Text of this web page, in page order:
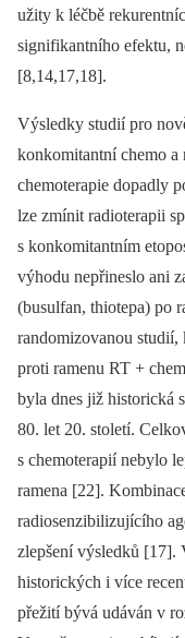
užity k léčbě
signifikantního efektu,
[8,14,17,18].
Výsledky studií pro
konkomitantní chemo a
chemoterapie dopadly
lze zmínit radioterapii
s konkomitantním
výhodu nepřineslo ani
(busulfan, thiotepa) po
randomizovanou studií,
proti ramenu RT +
byla dnes již historická
80. let 20. století.
s chemoterapií nebylo
ramena [22].
radiosenzibilizujícího
zlepšení výsledků [17].
historických i více
přežití bývá udáván v